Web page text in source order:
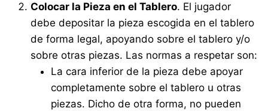
Colocar la Pieza en el Tablero. El jugador
debe depositar la pieza escogida en el tablero
de forma legal, apoyando sobre el tablero y/o
sobre otras piezas. Las normas a respetar son:
La cara inferior de la pieza debe apoyar
completamente sobre el tablero u otras
piezas. Dicho de otra forma, no pueden